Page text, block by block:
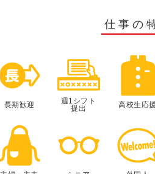
仕事の
長期歓迎
週1シフト
提出
高校生応